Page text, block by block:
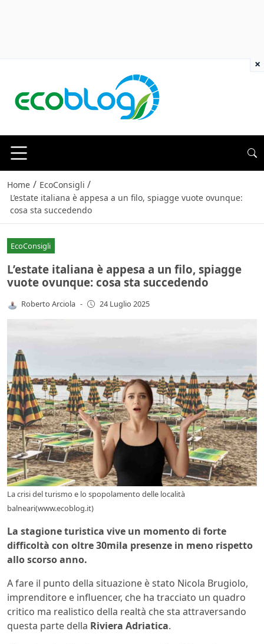
Home / EcoConsigli /
L’estate italiana è appesa a un filo, spiagge vuote ovunque:
cosa sta succedendo
EcoConsigli
L’estate italiana è appesa a un filo, spiagge
vuote ovunque: cosa sta succedendo
Roberto Arciola - 24 Luglio 2025
La crisi del turismo e lo spopolamento delle località
balneari(www.ecoblog.it)
La stagione turistica vive un momento di forte
difficoltà con oltre 30mila presenze in meno rispetto
allo scorso anno.
A fare il punto della situazione è stato Nicola Brugiolo,
imprenditore e influencer, che ha tracciato un quadro
critico ma realistico della realtà che sta attraversando
questa parte della Riviera Adriatica.
×